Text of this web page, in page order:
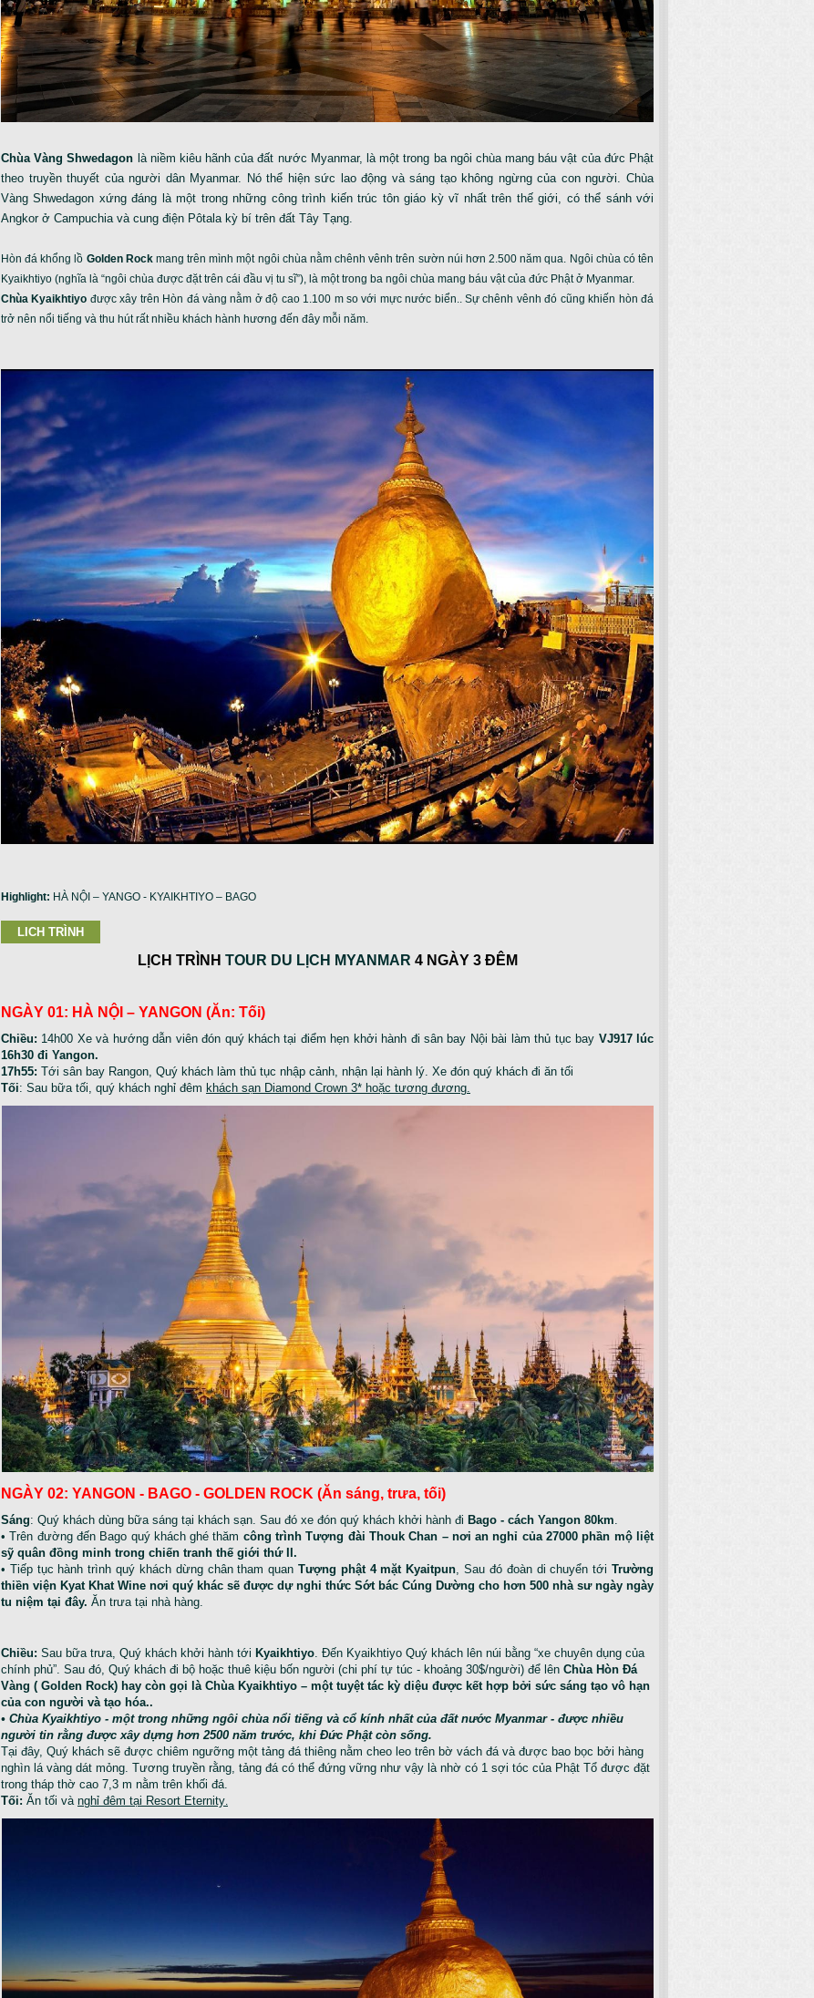
Chùa Vàng Shwedagon là niềm kiêu hãnh của đất nước Myanmar, là một trong ba ngôi chùa mang báu vật của đức Phật
theo truyền thuyết của người dân Myanmar. Nó thể hiện sức lao động và sáng tạo không ngừng của con người. Chùa
Vàng Shwedagon xứng đáng là một trong những công trình kiến trúc tôn giáo kỳ vĩ nhất trên thế giới, có thể sánh với
Angkor ở Campuchia và cung điện Pôtala kỳ bí trên đất Tây Tạng.
Hòn đá khổng lồ Golden Rockmang trên mình một ngôi chùa nằm chênh vênh trên sườn núi hơn 2.500 năm qua. Ngôi chùa có tên
Kyaikhtiyo (nghĩa là “ngôi chùa được đặt trên cái đầu vị tu sĩ”), là một trong ba ngôi chùa mang báu vật của đức Phật ở Myanmar.
Chùa Kyaikhtiyo được xây trên Hòn đá vàng nằm ở độ cao 1.100 m so với mực nước biển.. Sự chênh vênh đó cũng khiến hòn đá
trở nên nổi tiếng và thu hút rất nhiều khách hành hương đến đây mỗi năm.
Highlight: HÀ NỘI – YANGO - KYAIKHTIYO – BAGO
LICH TRÌNH
LỊCH TRÌNH TOUR DU LỊCH MYANMAR 4 NGÀY 3 ĐÊM
NGÀY 01: HÀ NỘI – YANGON (Ăn: Tối)
Chiều: 14h00 Xe và hướng dẫn viên đón quý khách tại điểm hẹn khởi hành đi sân bay Nội bài làm thủ tục bay VJ917 lúc
16h30 đi Yangon.
17h55: Tới sân bay Rangon, Quý khách làm thủ tục nhập cảnh, nhận lại hành lý. Xe đón quý khách đi ăn tối
Tối: Sau bữa tối, quý khách nghỉ đêm khách sạn Diamond Crown 3* hoặc tương đương.
NGÀY 02: YANGON - BAGO - GOLDEN ROCK (Ăn sáng, trưa, tối)
Sáng: Quý khách dùng bữa sáng tại khách sạn. Sau đó xe đón quý khách khởi hành đi Bago - cách Yangon 80km.
• Trên đường đến Bago quý khách ghé thăm công trình Tượng đài Thouk Chan – nơi an nghỉ của 27000 phần mộ liệt
sỹ quân đồng minh trong chiến tranh thế giới thứ II.
• Tiếp tục hành trình quý khách dừng chân tham quan Tượng phật 4 mặt Kyaitpun, Sau đó đoàn di chuyển tớiTrường
thiền viện Kyat Khat Wine nơi quý khác sẽ được dự nghi thức Sớt bác Cúng Dường cho hơn 500 nhà sư ngày ngày
tu niệm tại đây. Ăn trưa tại nhà hàng.
Chiều: Sau bữa trưa, Quý khách khởi hành tới Kyaikhtiyo. Đến Kyaikhtiyo Quý khách lên núi bằng “xe chuyên dụng của
chính phủ”. Sau đó, Quý khách đi bộ hoặc thuê kiệu bốn người (chi phí tự túc - khoảng 30$/người) để lên Chùa Hòn Đá
Vàng ( Golden Rock) hay còn gọi là Chùa Kyaikhtiyo – một tuyệt tác kỳ diệu được kết hợp bởi sức sáng tạo vô hạn
của con người và tạo hóa..
• Chùa Kyaikhtiyo - một trong những ngôi chùa nổi tiếng và cổ kính nhất của đất nước Myanmar - được nhiều
người tin rằng được xây dựng hơn 2500 năm trước, khi Đức Phật còn sống.
Tại đây, Quý khách sẽ được chiêm ngưỡng một tảng đá thiêng nằm cheo leo trên bờ vách đá và được bao bọc bởi hàng
nghìn lá vàng dát mỏng. Tương truyền rằng, tảng đá có thể đứng vững như vậy là nhờ có 1 sợi tóc của Phật Tổ được đặt
trong tháp thờ cao 7,3 m nằm trên khối đá.
Tối: Ăn tối và nghỉ đêm tại Resort Eternity.